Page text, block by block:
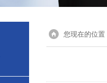
您现在的位置